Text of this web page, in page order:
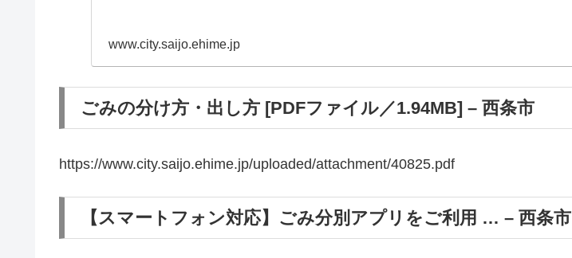
www.city.saijo.ehime.jp
ごみの分け方・出し方 [PDFファイル／1.94MB] – 西条市
https://www.city.saijo.ehime.jp/uploaded/attachment/40825.pdf
【スマートフォン対応】ごみ分別アプリをご利用 … – 西条市